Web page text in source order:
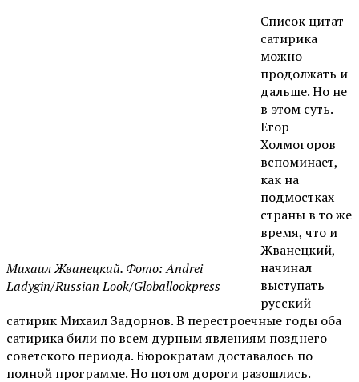
Михаил Жванецкий. Фото: Andrei
Ladygin/Russian Look/Globallookpress
Список цитат
сатирика
можно
продолжать и
дальше. Но не
в этом суть.
Егор
Холмогоров
вспоминает,
как на
подмостках
страны в то же
время, что и
Жванецкий,
начинал
выступать
русский
сатирик Михаил Задорнов. В перестроечные годы оба
сатирика били по всем дурным явлениям позднего
советского периода. Бюрократам доставалось по
полной программе. Но потом дороги разошлись.